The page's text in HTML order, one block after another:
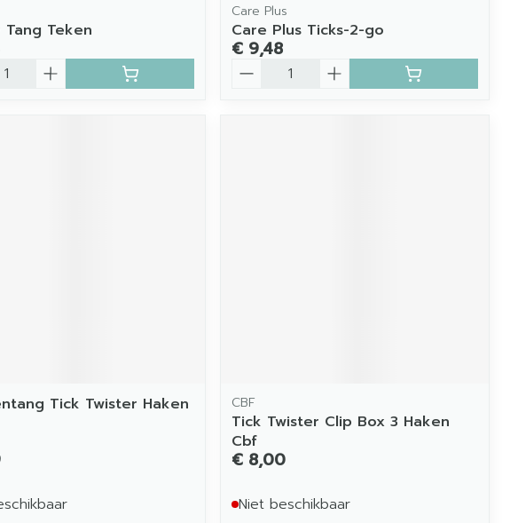
Tang Teken
Care Plus
Care Plus Ticks-2-go
€ 9,48
Tick Twister Haken
CBF
Tick Twister Clip Box 3 Haken
Cbf
€ 8,00
Niet beschikbaar